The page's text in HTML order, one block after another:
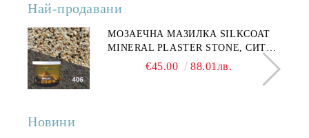
Най-продавани
МОЗАЕЧНА МАЗИЛКА SILKCOAT
MINERAL PLASTER STONE, СИТЕН
КАМЪК 406 25КГ
€45.00 88.01лв.
Новини